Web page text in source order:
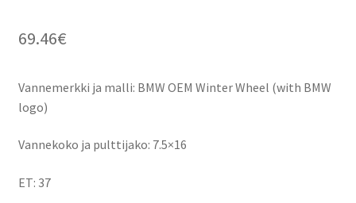
69.46€
Vannemerkki ja malli: BMW OEM Winter Wheel (with BMW
logo)
Vannekoko ja pulttijako: 7.5×16
ET: 37